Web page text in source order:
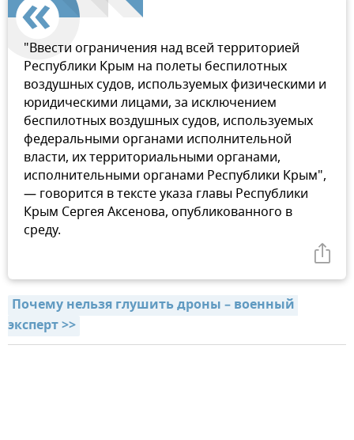
"Ввести ограничения над всей территорией
Республики Крым на полеты беспилотных
воздушных судов, используемых физическими и
юридическими лицами, за исключением
беспилотных воздушных судов, используемых
федеральными органами исполнительной
власти, их территориальными органами,
исполнительными органами Республики Крым",
— говорится в тексте указа главы Республики
Крым Сергея Аксенова, опубликованного в
среду.
Почему нельзя глушить дроны – военный
эксперт >>